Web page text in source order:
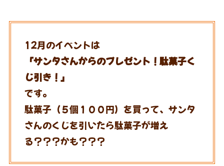
12月のイベントは
「サンタさんからのプレゼント！駄菓子く
じ引き！」
です。
駄菓子（５個１００円）を買って、サンタ
さんのくじを引いたら駄菓子が増え
る？？？かも？？？